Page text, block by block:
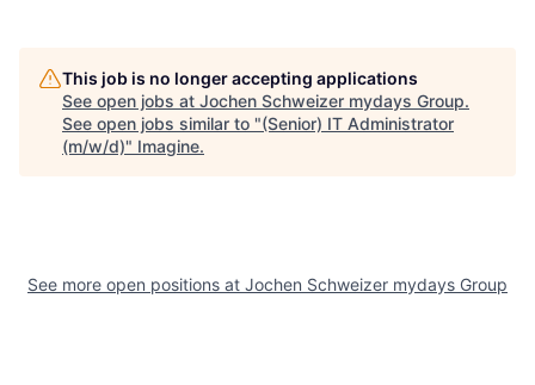
This job is no longer accepting applications
See open jobs at Jochen Schweizer mydays Group.
See open jobs similar to "(Senior) IT Administrator
(m/w/d)" Imagine.
See more open positions at Jochen Schweizer mydays Group